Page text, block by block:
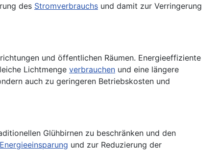
des Stromverbrauchs und damit zur Verringerung
und öffentlichen Räumen. Energieeffiziente
Lichtmenge verbrauchen und eine längere
auch zu geringeren Betriebskosten und
Glühbirnen zu beschränken und den
Energieeinsparung und zur Reduzierung der